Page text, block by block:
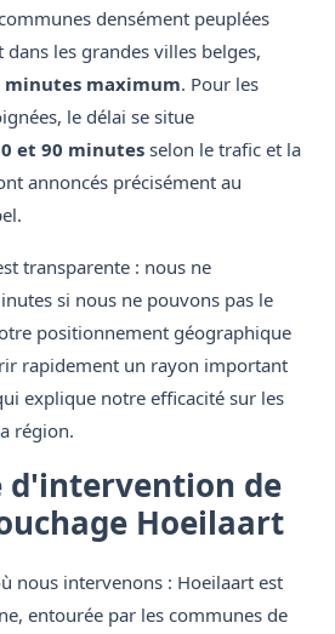
densément peuplées
les grandes villes belges,
minutes maximum. Pour les
le délai se situe
et 90 minutes selon le trafic et la
annoncés précisément au
transparente : nous ne
si nous ne pouvons pas le
positionnement géographique
rapidement un rayon important
explique notre efficacité sur les
région.
d'intervention de
Hoeilaart
nous intervenons : Hoeilaart est
entourée par les communes de